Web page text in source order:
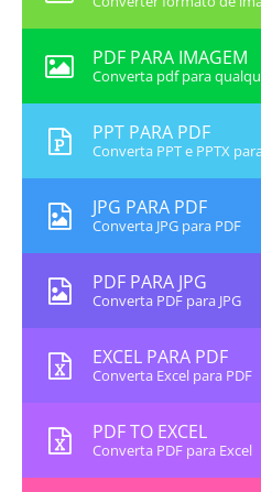
PDF PARA IMAGEM
Converta pdf para
PPT PARA PDF
Converta PPT e PPTX
JPG PARA PDF
Converta JPG para PDF
PDF PARA JPG
Converta PDF para JPG
EXCEL PARA PDF
Converta Excel para PDF
PDF TO EXCEL
Converta PDF para Excel